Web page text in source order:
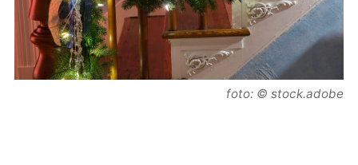
foto: © stock.adobe